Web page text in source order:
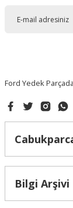
Ford Yedek
Bilgi Arşivi